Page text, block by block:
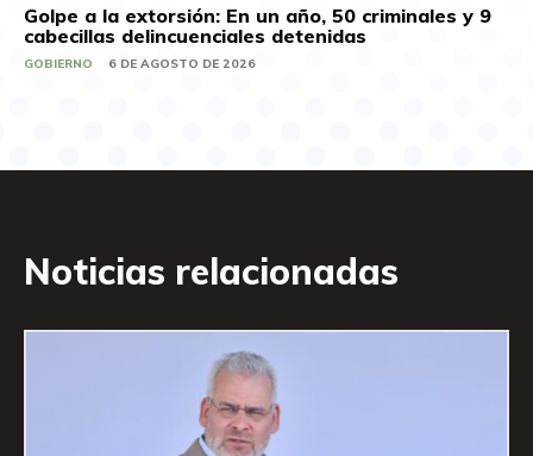
Golpe a la extorsión: En un año, 50 criminales y 9
cabecillas delincuenciales detenidas
GOBIERNO 6 DE AGOSTO DE 2026
Noticias relacionadas